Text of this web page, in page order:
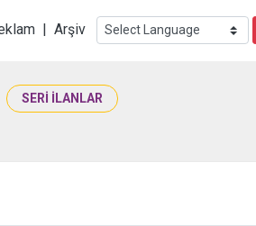
| Arşiv
SERİ İLANLAR